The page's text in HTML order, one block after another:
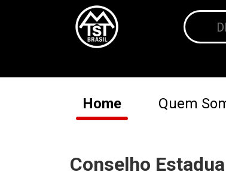
Home Quem
Conselho